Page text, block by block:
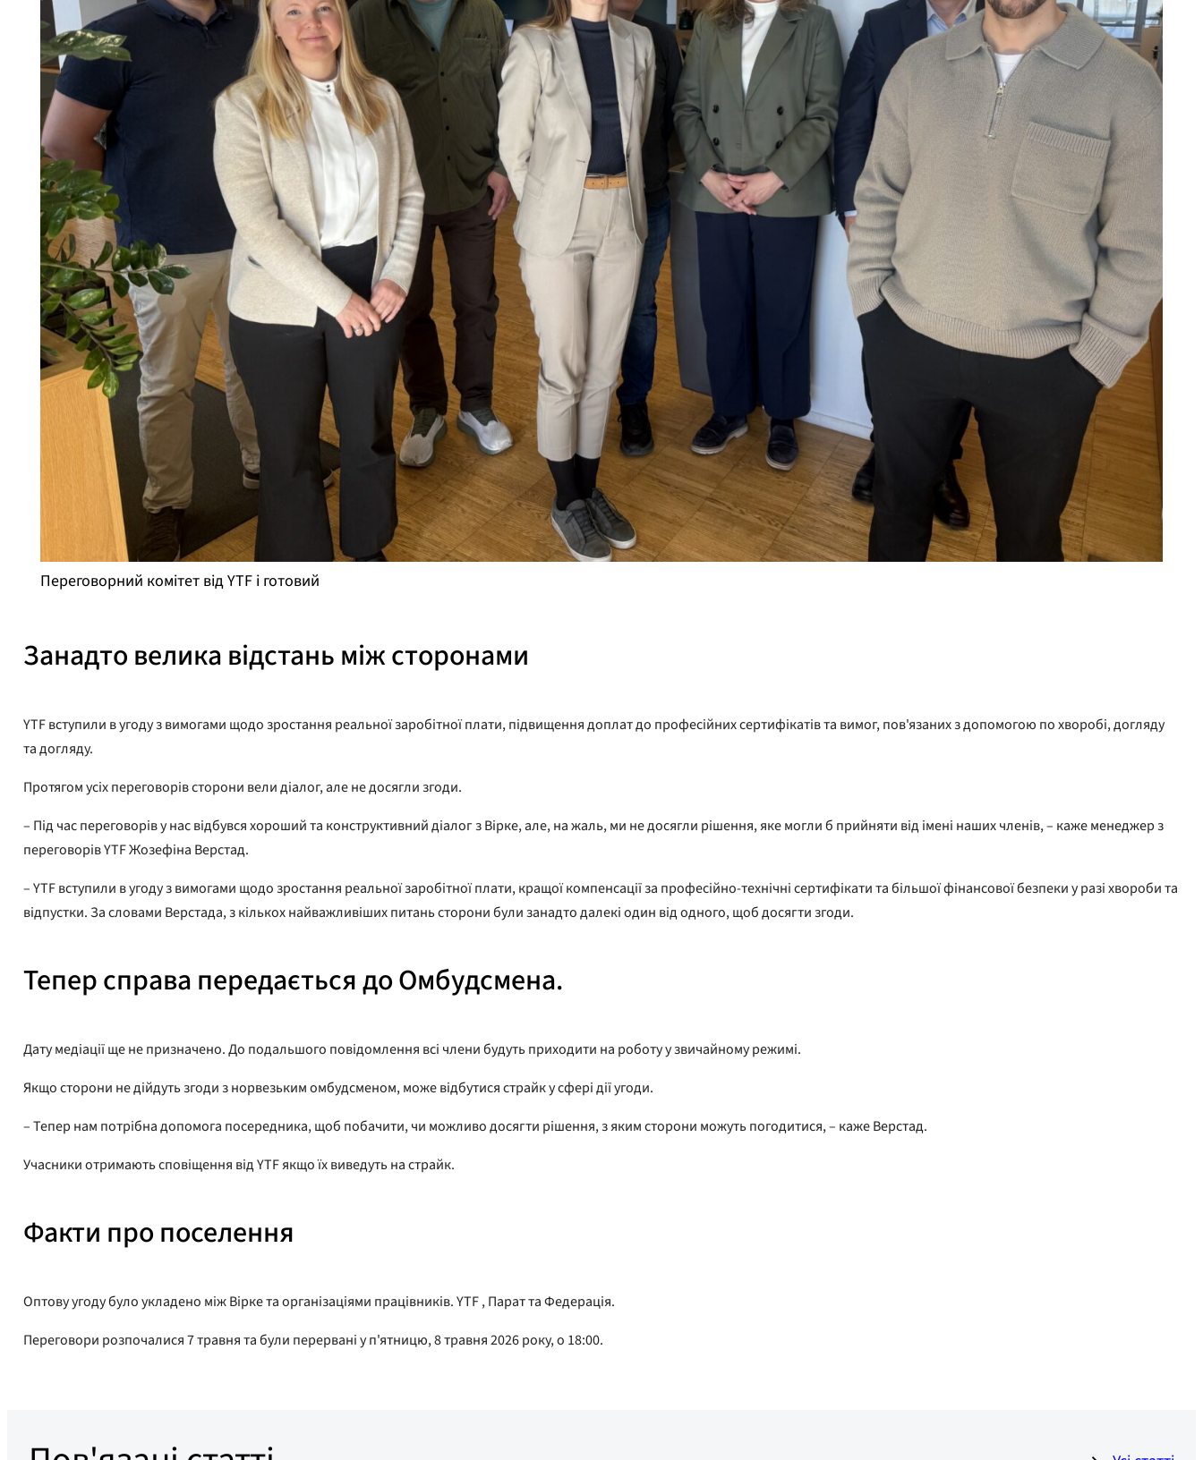
Переговорний комітет від YTF і готовий
Занадто велика відстань між сторонами
YTF вступили в угоду з вимогами щодо зростання реальної заробітної плати, підвищення доплат до професійних сертифікатів та вимог, пов'язаних з допомогою по хворобі, догляду
та догляду.
Протягом усіх переговорів сторони вели діалог, але не досягли згоди.
– Під час переговорів у нас відбувся хороший та конструктивний діалог з Вірке, але, на жаль, ми не досягли рішення, яке могли б прийняти від імені наших членів, – каже менеджер з
переговорів YTF Жозефіна Верстад.
– YTF вступили в угоду з вимогами щодо зростання реальної заробітної плати, кращої компенсації за професійно-технічні сертифікати та більшої фінансової безпеки у разі хвороби та
відпустки. За словами Верстада, з кількох найважливіших питань сторони були занадто далекі один від одного, щоб досягти згоди.
Тепер справа передається до Омбудсмена.
Дату медіації ще не призначено. До подальшого повідомлення всі члени будуть приходити на роботу у звичайному режимі.
Якщо сторони не дійдуть згоди з норвезьким омбудсменом, може відбутися страйк у сфері дії угоди.
– Тепер нам потрібна допомога посередника, щоб побачити, чи можливо досягти рішення, з яким сторони можуть погодитися, – каже Верстад.
Учасники отримають сповіщення від YTF якщо їх виведуть на страйк.
Факти про поселення
Оптову угоду було укладено між Вірке та організаціями працівників. YTF , Парат та Федерація.
Переговори розпочалися 7 травня та були перервані у п'ятницю, 8 травня 2026 року, о 18:00.